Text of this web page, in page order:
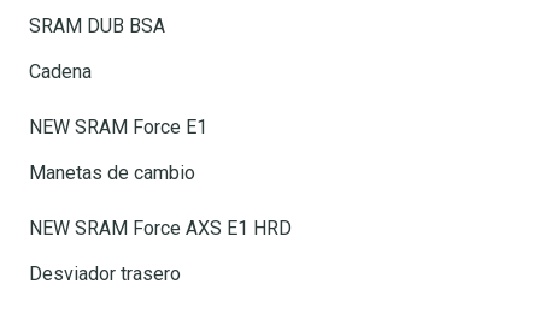
SRAM DUB BSA
Cadena
NEW SRAM Force E1
Manetas de cambio
NEW SRAM Force AXS E1 HRD
Desviador trasero